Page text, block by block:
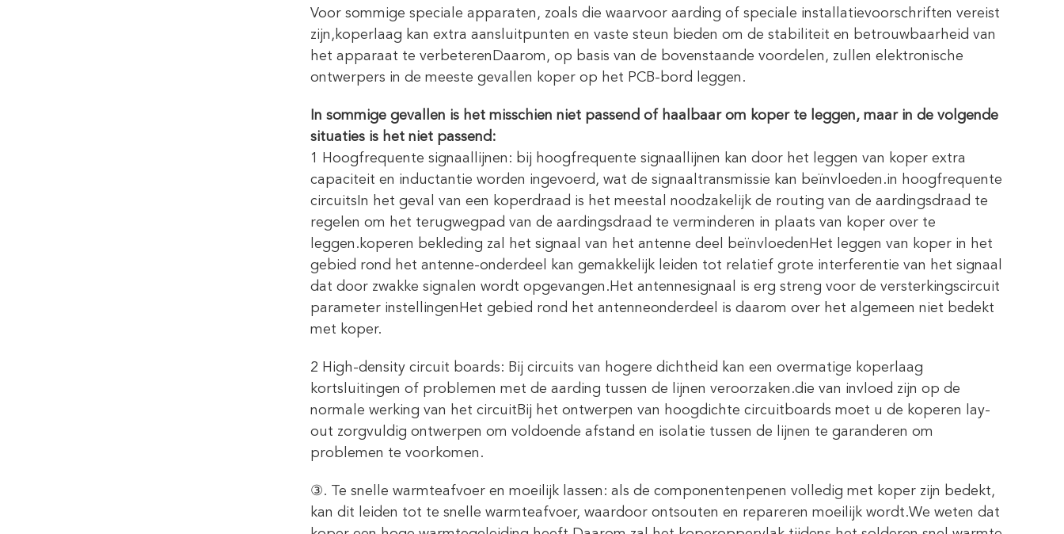
Voor sommige speciale apparaten, zoals die waarvoor aarding of speciale installatievoorschriften vereist
zijn,koperlaag kan extra aansluitpunten en vaste steun bieden om de stabiliteit en betrouwbaarheid van
het apparaat te verbeterenDaarom, op basis van de bovenstaande voordelen, zullen elektronische
ontwerpers in de meeste gevallen koper op het PCB-bord leggen.
In sommige gevallen is het misschien niet passend of haalbaar om koper te leggen, maar in de volgende
situaties is het niet passend:
1 Hoogfrequente signaallijnen: bij hoogfrequente signaallijnen kan door het leggen van koper extra
capaciteit en inductantie worden ingevoerd, wat de signaaltransmissie kan beïnvloeden.in hoogfrequente
circuitsIn het geval van een koperdraad is het meestal noodzakelijk de routing van de aardingsdraad te
regelen om het terugwegpad van de aardingsdraad te verminderen in plaats van koper over te
leggen.koperen bekleding zal het signaal van het antenne deel beïnvloedenHet leggen van koper in het
gebied rond het antenne-onderdeel kan gemakkelijk leiden tot relatief grote interferentie van het signaal
dat door zwakke signalen wordt opgevangen.Het antennesignaal is erg streng voor de versterkingscircuit
parameter instellingenHet gebied rond het antenneonderdeel is daarom over het algemeen niet bedekt
met koper.
2 High-density circuit boards: Bij circuits van hogere dichtheid kan een overmatige koperlaag
kortsluitingen of problemen met de aarding tussen de lijnen veroorzaken.die van invloed zijn op de
normale werking van het circuitBij het ontwerpen van hoogdichte circuitboards moet u de koperen lay-
out zorgvuldig ontwerpen om voldoende afstand en isolatie tussen de lijnen te garanderen om
problemen te voorkomen.
③. Te snelle warmteafvoer en moeilijk lassen: als de componentenpenen volledig met koper zijn bedekt,
kan dit leiden tot te snelle warmteafvoer, waardoor ontsouten en repareren moeilijk wordt.We weten dat